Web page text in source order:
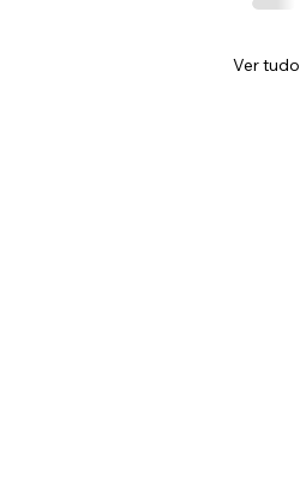
Ver tudo